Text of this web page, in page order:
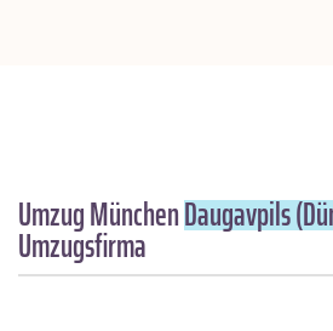
Umzug MünchenDaugavpils
Umzugsfirma